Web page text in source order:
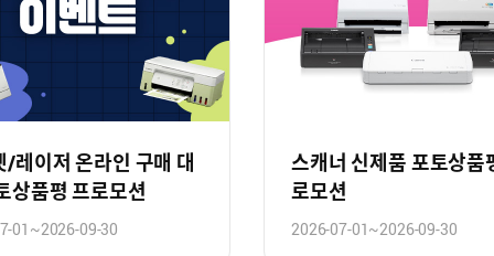
/레이저 온라인 구매 대
상품평 프로모션
01~2026-09-30
스캐너 신제품 포토상품
로모션
2026-07-01~2026-09-30